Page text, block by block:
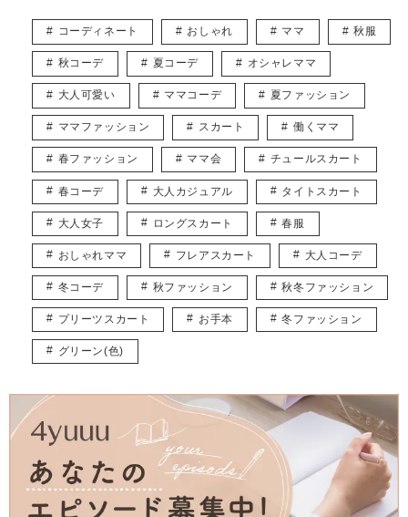
トレス解消法です。
ファッションはプチプラを中心に、美容は自分に合うものを日々模索中
❁Instagram @fu__rinyuzu_twins
https://www.instagram.com/fu___rinyuzu_twins/
コーディネート おしゃれ ママ 秋服
秋コーデ 夏コーデ オシャレママ
大人可愛い ママコーデ 夏ファッション
ママファッション スカート 働くママ
春ファッション ママ会 チュールスカート
春コーデ 大人カジュアル タイトスカート
大人女子 ロングスカート 春服
おしゃれママ フレアスカート 大人コーデ
冬コーデ 秋ファッション 秋冬ファッション
プリーツスカート お手本 冬ファッション
グリーン(色)